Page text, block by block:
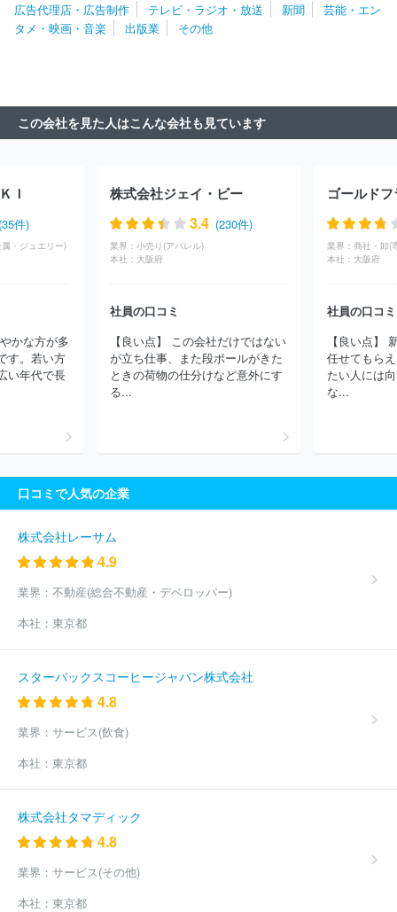
広告代理店・広告制作 テレビ・ラジオ・放送 新聞
芸能・エン
タメ・映画・音楽
出版業 その他
この会社を見た人はこんな会社も見ています
Ｉ
件)
・ジュエリー)
かな方が多
す。若い方
い年代で長
株式会社ジェイ・ビー
3.4 (230件)
業界： 小売り(アパレル)
本社： 大阪府
社員の口コミ
【良い点】 この会社だけではない
が立ち仕事、また段ボールがきた
ときの荷物の仕分けなど意外にす
る...
ゴールド
業界：
本社： 大阪府
社員の口コミ
【良い点】
任せてもら
たい人には
な...
口コミで人気の企業
株式会社レーサム
4.9
業界： 不動産(総合不動産・デベロッパー)
本社： 東京都
スターバックスコーヒージャパン株式会社
4.8
業界： サービス(飲食)
本社： 東京都
株式会社タマディック
4.8
業界： サービス(その他)
本社： 東京都